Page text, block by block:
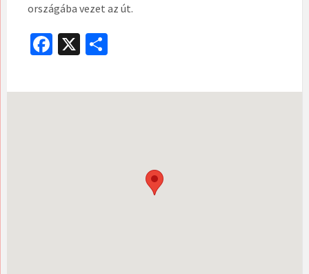
országába vezet az út.
Fa
b
X
za